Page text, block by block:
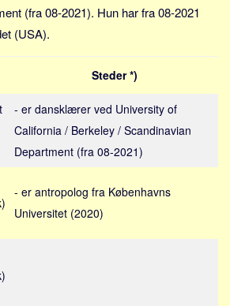
(fra 08-2021). Hun har fra 08-2021
(USA).
Steder *)
- er dansklærer ved University of
California / Berkeley / Scandinavian
Department (fra 08-2021)
- er antropolog fra Københavns
Universitet (2020)